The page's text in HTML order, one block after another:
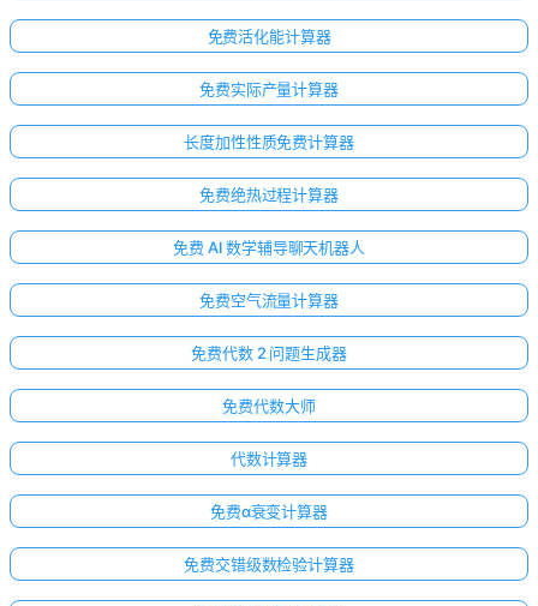
免费活化能计算器
免费实际产量计算器
长度加性性质免费计算器
免费绝热过程计算器
免费 AI 数学辅导聊天机器人
免费空气流量计算器
免费代数 2 问题生成器
免费代数大师
代数计算器
免费α衰变计算器
免费交错级数检验计算器